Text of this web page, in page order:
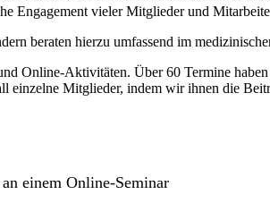
Engagement vieler Mitglieder und
beraten hierzu umfassend im
Online-Aktivitäten. Über 60 Termine
Mitglieder, indem wir ihnen die
einem Online-Seminar